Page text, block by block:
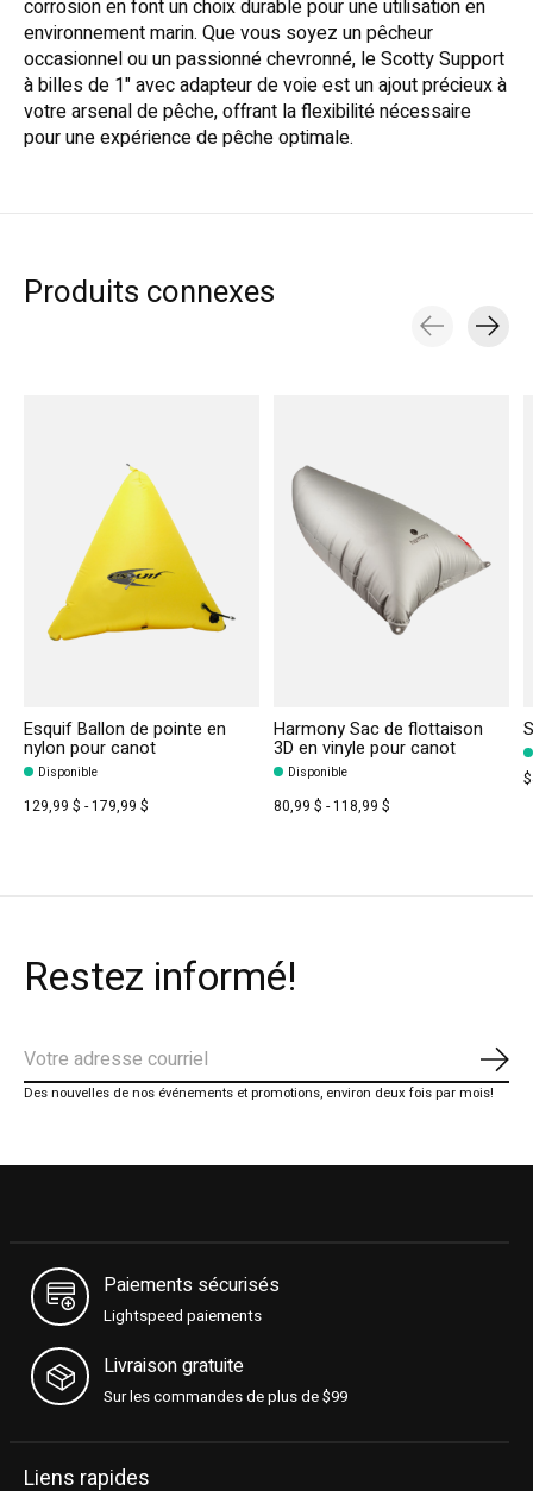
corrosion en font un choix durable pour une utilisation en
environnement marin. Que vous soyez un pêcheur
occasionnel ou un passionné chevronné, le Scotty Support
à billes de 1" avec adapteur de voie est un ajout précieux à
votre arsenal de pêche, offrant la flexibilité nécessaire
pour une expérience de pêche optimale.
Produits connexes
Esquif Ballon de pointe en
nylon pour canot
Disponible
129,99 $ - 179,99 $
Harmony Sac de flottaison
3D en vinyle pour canot
Disponible
80,99 $ - 118,99 $
Restez informé!
Des nouvelles de nos événements et promotions, environ deux fois par mois!
Paiements sécurisés
Lightspeed paiements
Livraison gratuite
Sur les commandes de plus de $99
Liens rapides